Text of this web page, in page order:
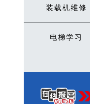
装载机维修
电梯学习